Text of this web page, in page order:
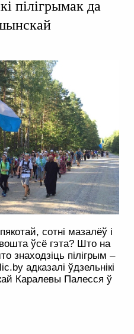
пілігрымак да
сотні мазалёў і
ўсё гэта? Што на
знаходзіць пілігрым –
адказалі ўдзельнікі
Каралевы Палесся ў